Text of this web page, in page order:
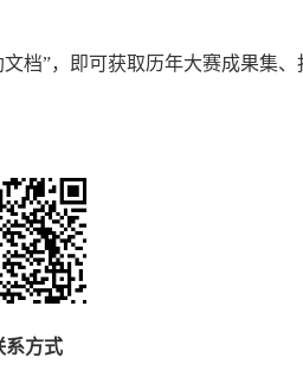
档”，即可获取历年大赛成果集
系方式